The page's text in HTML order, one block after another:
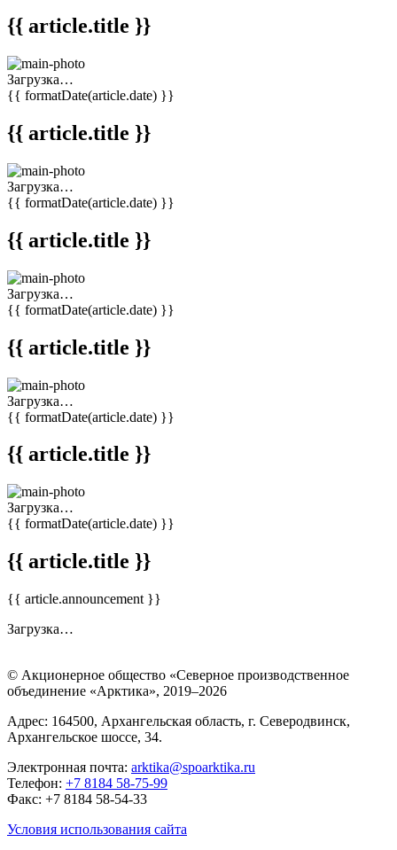
{{ article.title }}
Загрузка…
{{ formatDate(article.date) }}
{{ article.title }}
Загрузка…
{{ formatDate(article.date) }}
{{ article.title }}
Загрузка…
{{ formatDate(article.date) }}
{{ article.title }}
Загрузка…
{{ formatDate(article.date) }}
{{ article.title }}
Загрузка…
{{ formatDate(article.date) }}
{{ article.title }}
{{ article.announcement }}
Загрузка…
© Акционерное общество «Северное производственное
объединение «Арктика», 2019–2026
Адрес: 164500, Архангельская область, г. Северодвинск,
Архангельское шоссе, 34.
Электронная почта: arktika@spoarktika.ru
Телефон: +7 8184 58-75-99
Факс: +7 8184 58-54-33
Условия использования сайта